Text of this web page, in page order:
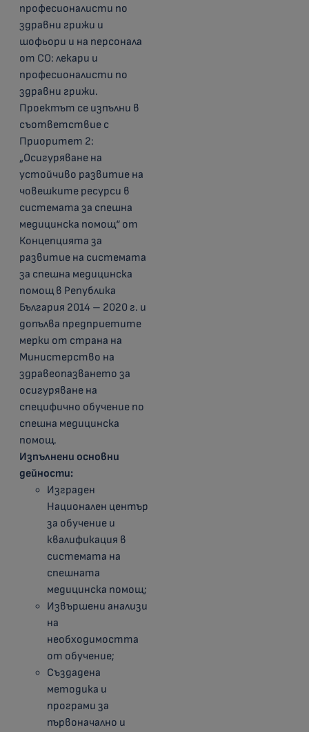
професионалисти по
здравни грижи и
шофьори и на персонала
от СО: лекари и
професионалисти по
здравни грижи.
Проектът се изпълни в
съответствие с
Приоритет 2:
„Осигуряване на
устойчиво развитие на
човешките ресурси в
системата за спешна
медицинска помощ“ от
Концепцията за
развитие на системата
за спешна медицинска
помощ в Република
България 2014 – 2020 г. и
допълва предприетите
мерки от страна на
Министерство на
здравеопазването за
осигуряване на
специфично обучение по
спешна медицинска
помощ.
Изпълнени основни
дейности:
Изграден
Национален център
за обучение и
квалификация в
системата на
спешната
медицинска помощ;
Извършени анализи
на
необходимостта
от обучение;
Създадена
методика и
програми за
първоначално и